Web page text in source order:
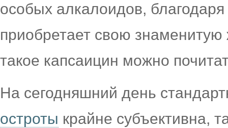
особых алкалоидов,
приобретает свою
такое капсаицин можно
На сегодняшний день
остроты крайне субъективна,